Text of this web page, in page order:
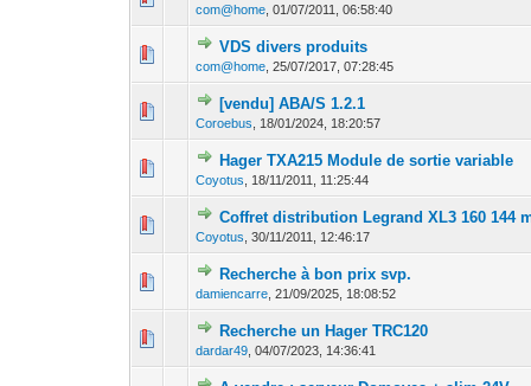
com@home ,01/07/2011, 06:58:40
VDS divers produits
com@home ,25/07/2017, 07:28:45
[vendu] ABA/S 1.2.1
Coroebus 18/01/2024, 18:20:57
Hager TXA215 Module de sortie variable
Coyotus 18/11/2011, 11:25:44
0 Votes - 0 sur 5
Coffret distribution Legrand XL3 160 144
Coyotus ,30/11/2011, 12:46:17
0 Votes - 0 sur 51
Recherche à bon prix svp.
damiencarre ,21/09/2025, 18:08:52
0 Votes - 0 sur 5
Recherche un Hager TRC120
dardar49 ,04/07/2023, 14:36:41
0 Votes - 0 sur 5